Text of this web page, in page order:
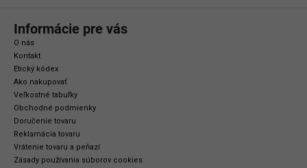
Informácie pre vás
O nás
Kontakt
Etický kódex
Ako nakupovať
Veľkostné tabuľky
Obchodné podmienky
Doručenie tovaru
Reklamácia tovaru
Vrátenie tovaru a peňazí
Zásady používania súborov cookies